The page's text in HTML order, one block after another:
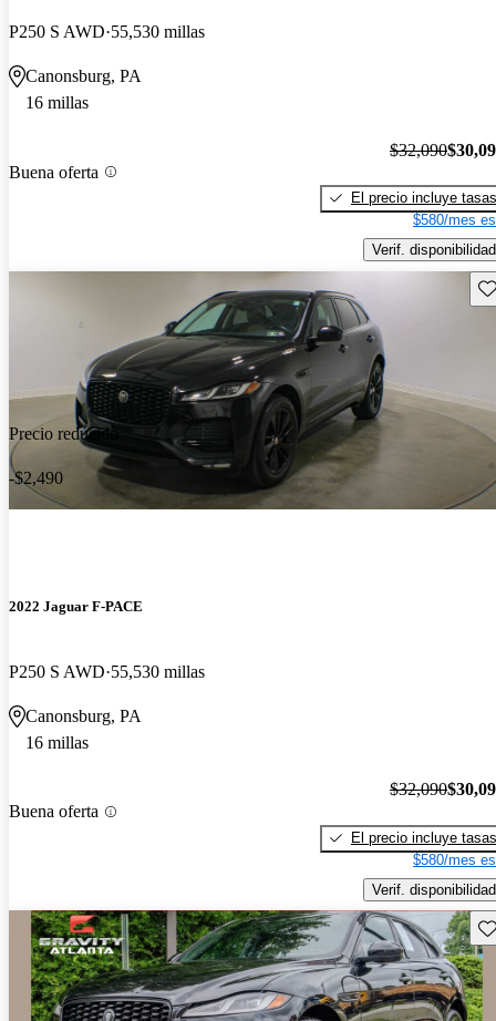
P250 S AWD 55,530 millas
Canonsburg, PA
16 millas
Buena oferta
$32,090
El precio incluye tasas
$580/mes
Verif. disponibilidad
Precio reducido
-$2,490
2022 Jaguar F-PACE
P250 S AWD 55,530 millas
Canonsburg, PA
16 millas
Buena oferta
$32,090
El precio incluye tasas
$580/mes
Verif. disponibilidad